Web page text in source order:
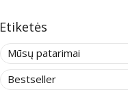
Etiketės
Mūsų patarimai
Bestseller